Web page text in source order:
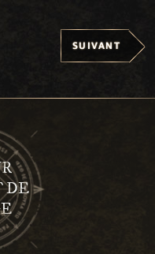
SUIVANT
DE